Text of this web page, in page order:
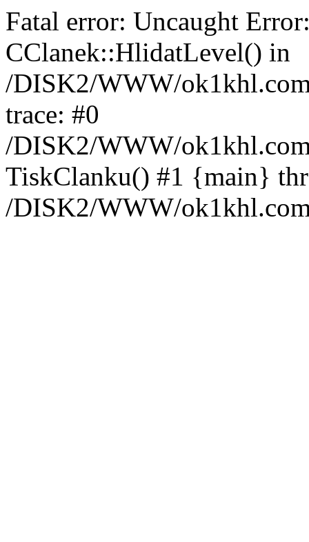
Fatal error: Uncaught
CClanek::HlidatLevel() in
/DISK2/WWW/
trace: #0
/DISK2/WWW/
TiskClanku() #1 {main}
/DISK2/WWW/